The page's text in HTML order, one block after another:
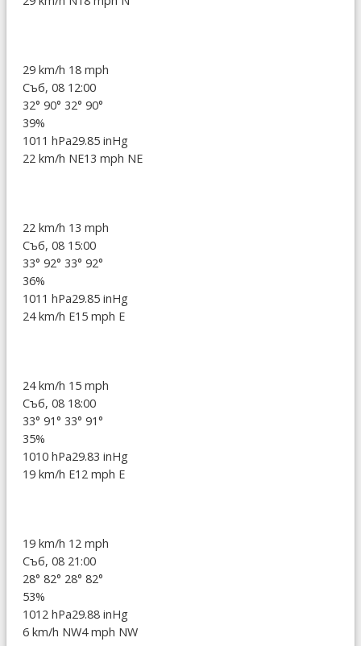
29 km/h 18 mph
Съб, 08 12:00
32° 90° 32° 90°
39%
1011 hPa29.85 inHg
22 km/h NE13 mph NE
22 km/h 13 mph
Съб, 08 15:00
33° 92° 33° 92°
36%
1011 hPa29.85 inHg
24 km/h E15 mph E
24 km/h 15 mph
Съб, 08 18:00
33° 91° 33° 91°
35%
1010 hPa29.83 inHg
19 km/h E12 mph E
19 km/h 12 mph
Съб, 08 21:00
28° 82° 28° 82°
53%
1012 hPa29.88 inHg
6 km/h NW4 mph NW